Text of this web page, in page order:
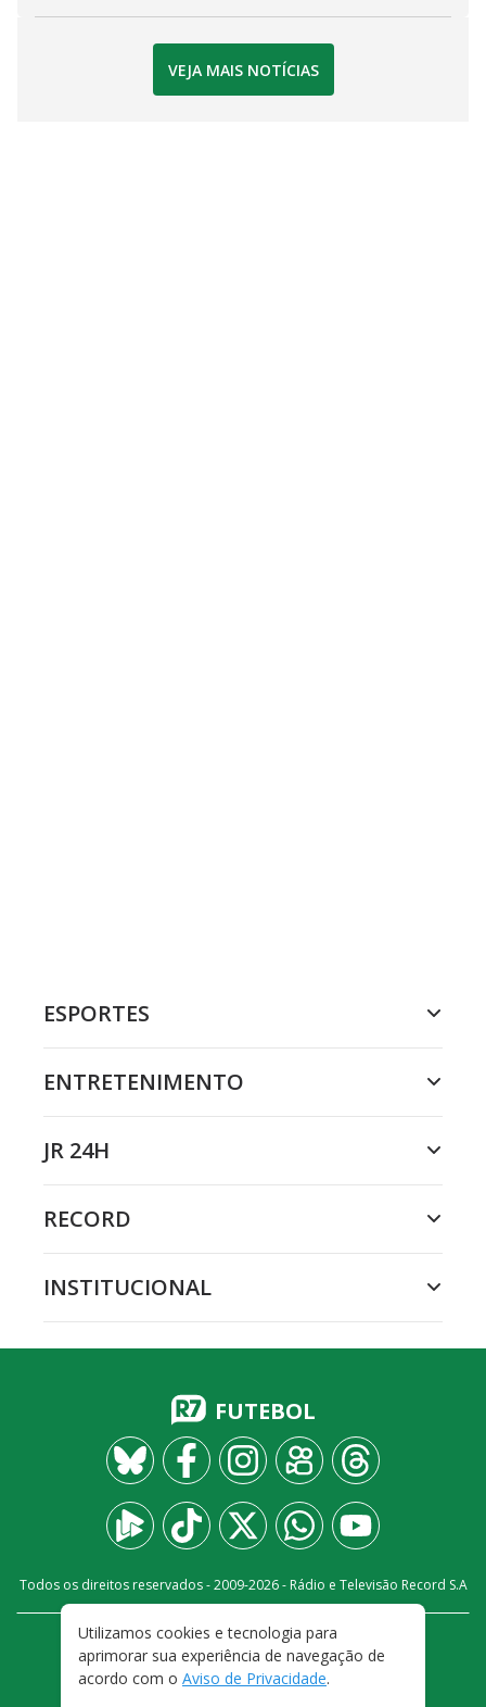
VEJA MAIS NOTÍCIAS
ESPORTES
ENTRETENIMENTO
JR 24H
RECORD
INSTITUCIONAL
FUTEBOL
Todos os direitos reservados - 2009-2026- Rádio e Televisão Record S.A
FALE CONOSCO
PRIVACIDADE
TERMOS E CONDIÇÕES DE USO
Utilizamos cookies e tecnologia para
aprimorar sua experiência de navegação de
acordo com o Aviso de Privacidade.